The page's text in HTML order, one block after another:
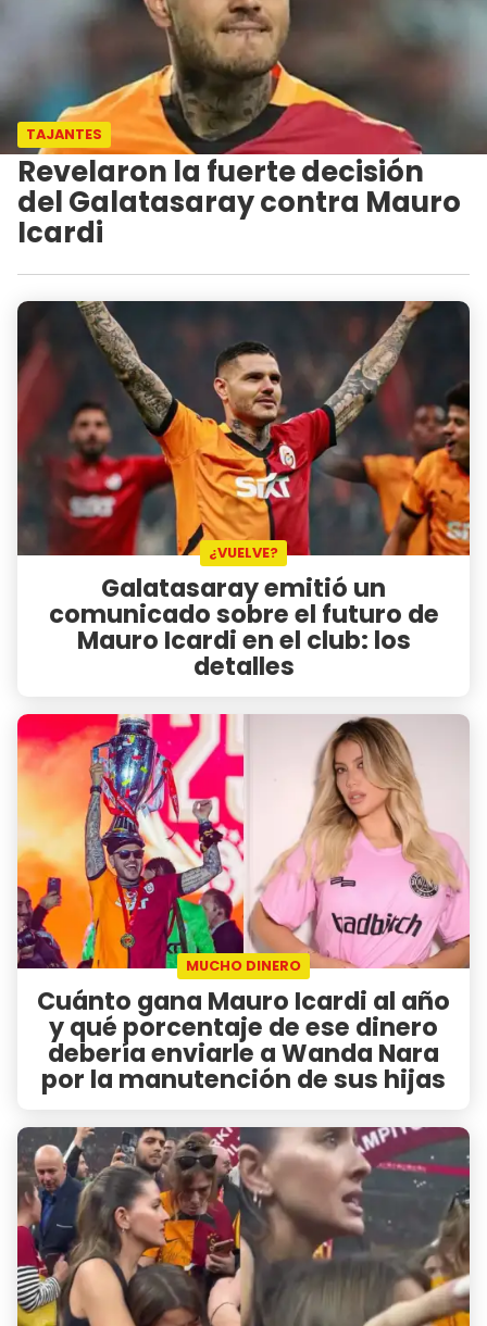
TAJANTES
Revelaron la fuerte decisión
del Galatasaray contra Mauro
Icardi
¿VUELVE?
Galatasaray emitió un
comunicado sobre el futuro de
Mauro Icardi en el club: los
detalles
MUCHO DINERO
Cuánto gana Mauro Icardi al año
y qué porcentaje de ese dinero
debería enviarle a Wanda Nara
por la manutención de sus hijas